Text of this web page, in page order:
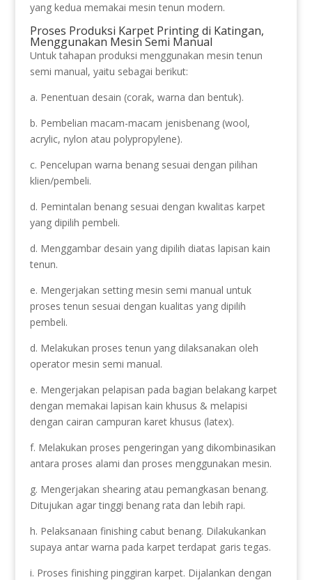
yang kedua memakai mesin tenun modern.
Proses Produksi Karpet Printing di Katingan,
Menggunakan Mesin Semi Manual
Untuk tahapan produksi menggunakan mesin tenun
semi manual, yaitu sebagai berikut:
a. Penentuan desain (corak, warna dan bentuk).
b. Pembelian macam-macam jenisbenang (wool,
acrylic, nylon atau polypropylene).
c. Pencelupan warna benang sesuai dengan pilihan
klien/pembeli.
d. Pemintalan benang sesuai dengan kwalitas karpet
yang dipilih pembeli.
d. Menggambar desain yang dipilih diatas lapisan kain
tenun.
e. Mengerjakan setting mesin semi manual untuk
proses tenun sesuai dengan kualitas yang dipilih
pembeli.
d. Melakukan proses tenun yang dilaksanakan oleh
operator mesin semi manual.
e. Mengerjakan pelapisan pada bagian belakang karpet
dengan memakai lapisan kain khusus & melapisi
dengan cairan campuran karet khusus (latex).
f. Melakukan proses pengeringan yang dikombinasikan
antara proses alami dan proses menggunakan mesin.
g. Mengerjakan shearing atau pemangkasan benang.
Ditujukan agar tinggi benang rata dan lebih rapi.
h. Pelaksanaan finishing cabut benang. Dilakukankan
supaya antar warna pada karpet terdapat garis tegas.
i. Proses finishing pinggiran karpet. Dijalankan dengan